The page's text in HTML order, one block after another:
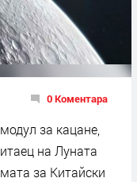
0 Коментара
за кацане,
на Луната
за Китайски